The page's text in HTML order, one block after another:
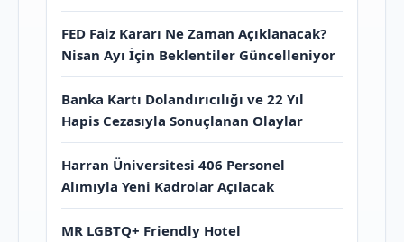
FED Faiz Kararı Ne Zaman Açıklanacak?
Nisan Ayı İçin Beklentiler Güncelleniyor
Banka Kartı Dolandırıcılığı ve 22 Yıl
Hapis Cezasıyla Sonuçlanan Olaylar
Harran Üniversitesi 406 Personel
Alımıyla Yeni Kadrolar Açılacak
MR LGBTQ+ Friendly Hotel